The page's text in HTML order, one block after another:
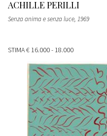
ACHILLE PERILLI
Senza anima e senza luce, 1969
STIMA€ 16.000 - 18.000